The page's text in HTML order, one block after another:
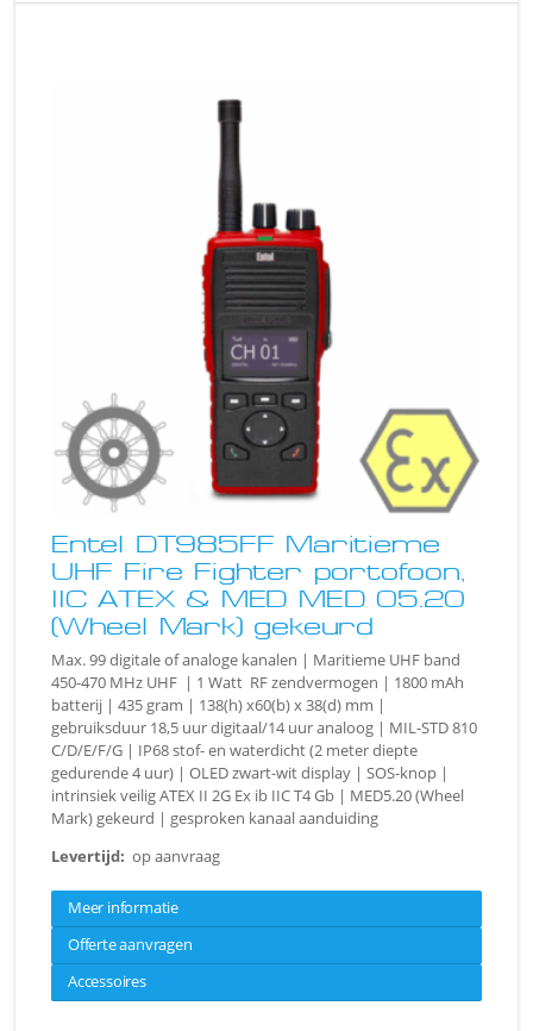
Entel DT985FF Maritieme
UHF Fire Fighter portofoon,
IIC ATEX & MED MED 05.20
(Wheel Mark) gekeurd
Max. 99 digitale of analoge kanalen | Maritieme UHF band
450-470 MHz UHF | 1 Watt RF zendvermogen | 1800 mAh
batterij | 435 gram | 138(h) x60(b) x 38(d) mm |
gebruiksduur 18,5 uur digitaal/14 uur analoog | MIL-STD 810
C/D/E/F/G | IP68 stof- en waterdicht (2 meter diepte
gedurende 4 uur) | OLED zwart-wit display | SOS-knop |
intrinsiek veilig ATEX II 2G Ex ib IIC T4 Gb | MED5.20 (Wheel
Mark) gekeurd | gesproken kanaal aanduiding
Levertijd: op aanvraag
Meer informatie
Offerte aanvragen
Accessoires